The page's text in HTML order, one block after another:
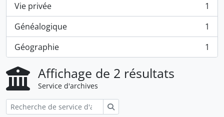
Vie privée
, 1 résultats
1
Généalogique
, 1 résultats
1
Géographie
, 1 résultats 1
Affichage de 2 résultats
Service d'archives